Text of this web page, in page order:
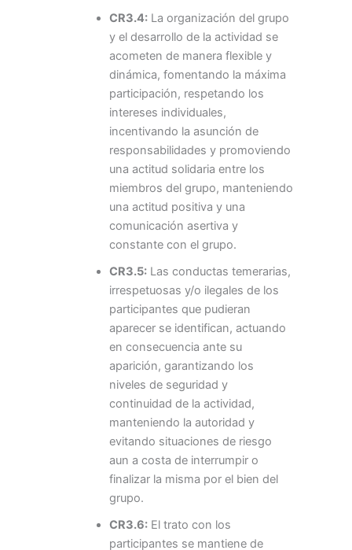
CR3.4:La organización del grupo
y el desarrollo de la actividad se
acometen de manera flexible y
dinámica, fomentando la máxima
participación, respetando los
intereses individuales,
incentivando la asunción de
responsabilidades y promoviendo
una actitud solidaria entre los
miembros del grupo, manteniendo
una actitud positiva y una
comunicación asertiva y
constante con el grupo.
CR3.5:Las conductas temerarias,
irrespetuosas y/o ilegales de los
participantes que pudieran
aparecer se identifican, actuando
en consecuencia ante su
aparición, garantizando los
niveles de seguridad y
continuidad de la actividad,
manteniendo la autoridad y
evitando situaciones de riesgo
aun a costa de interrumpir o
finalizar la misma por el bien del
grupo.
CR3.6:El trato con los
participantes se mantiene de